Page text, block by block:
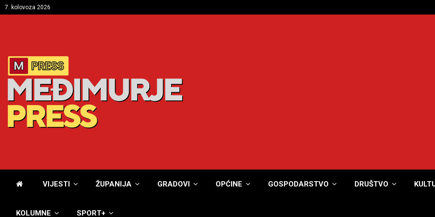
7. kolovoza 2026
VIJESTI ŽUPANIJA GRADOVI OPĆINE GOSPODARSTVO DRUŠTVO
KOLUMNE SPORT+